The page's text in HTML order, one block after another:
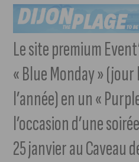
Le site premium
« Blue Monday »
l’année) en un «
l’occasion d’une
25 janvier au Caveau